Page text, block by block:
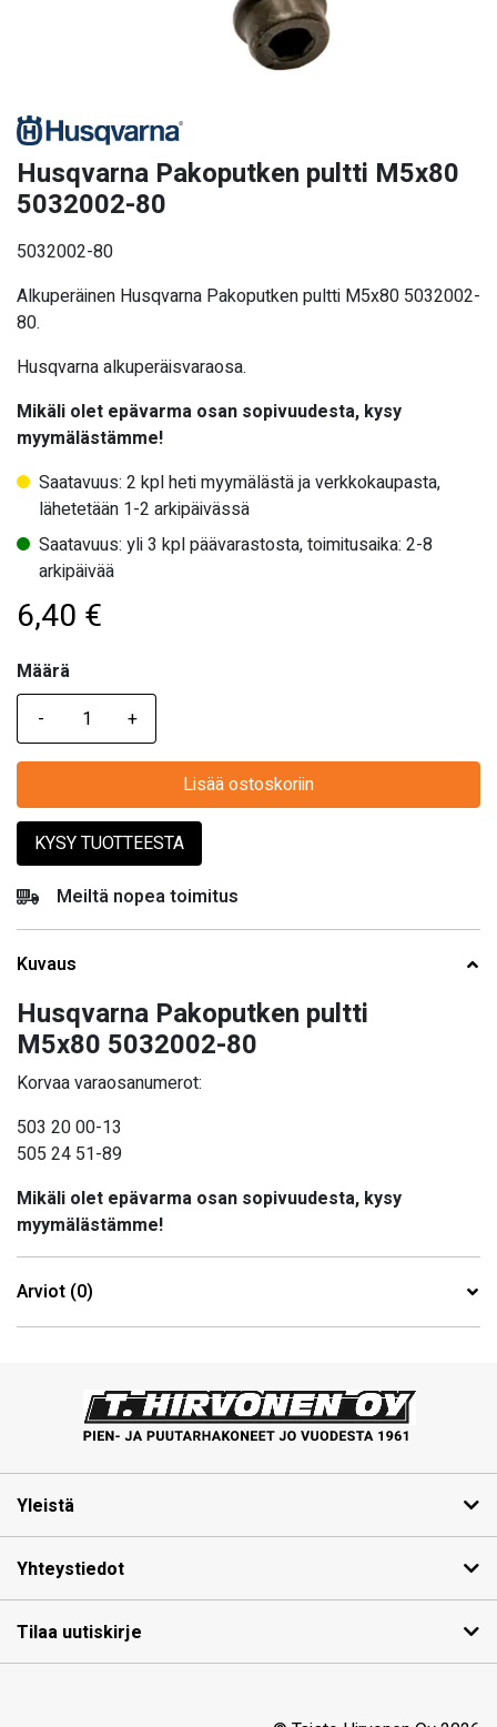
Husqvarna Pakoputken pultti M5x80
5032002-80
5032002-80
Alkuperäinen Husqvarna Pakoputken pultti M5x80 5032002-
80.
Husqvarna alkuperäisvaraosa.
Mikäli olet epävarma osan sopivuudesta, kysy
myymälästämme!
Saatavuus: 2 kpl heti myymälästä ja verkkokaupasta,
lähetetään 1-2 arkipäivässä
Saatavuus: yli 3 kpl päävarastosta, toimitusaika: 2-8
arkipäivää
6,40 €
Määrä
Määrä
Lisää ostoskoriin
KYSY TUOTTEESTA
Meiltä nopea toimitus
Kuvaus
Husqvarna Pakoputken pultti
M5x80 5032002-80
Korvaa varaosanumerot:
503 20 00-13
505 24 51-89
Mikäli olet epävarma osan sopivuudesta, kysy
myymälästämme!
Arviot (0)
Yleistä
Yhteystiedot
Tilaa uutiskirje